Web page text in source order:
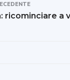
ricominciare a